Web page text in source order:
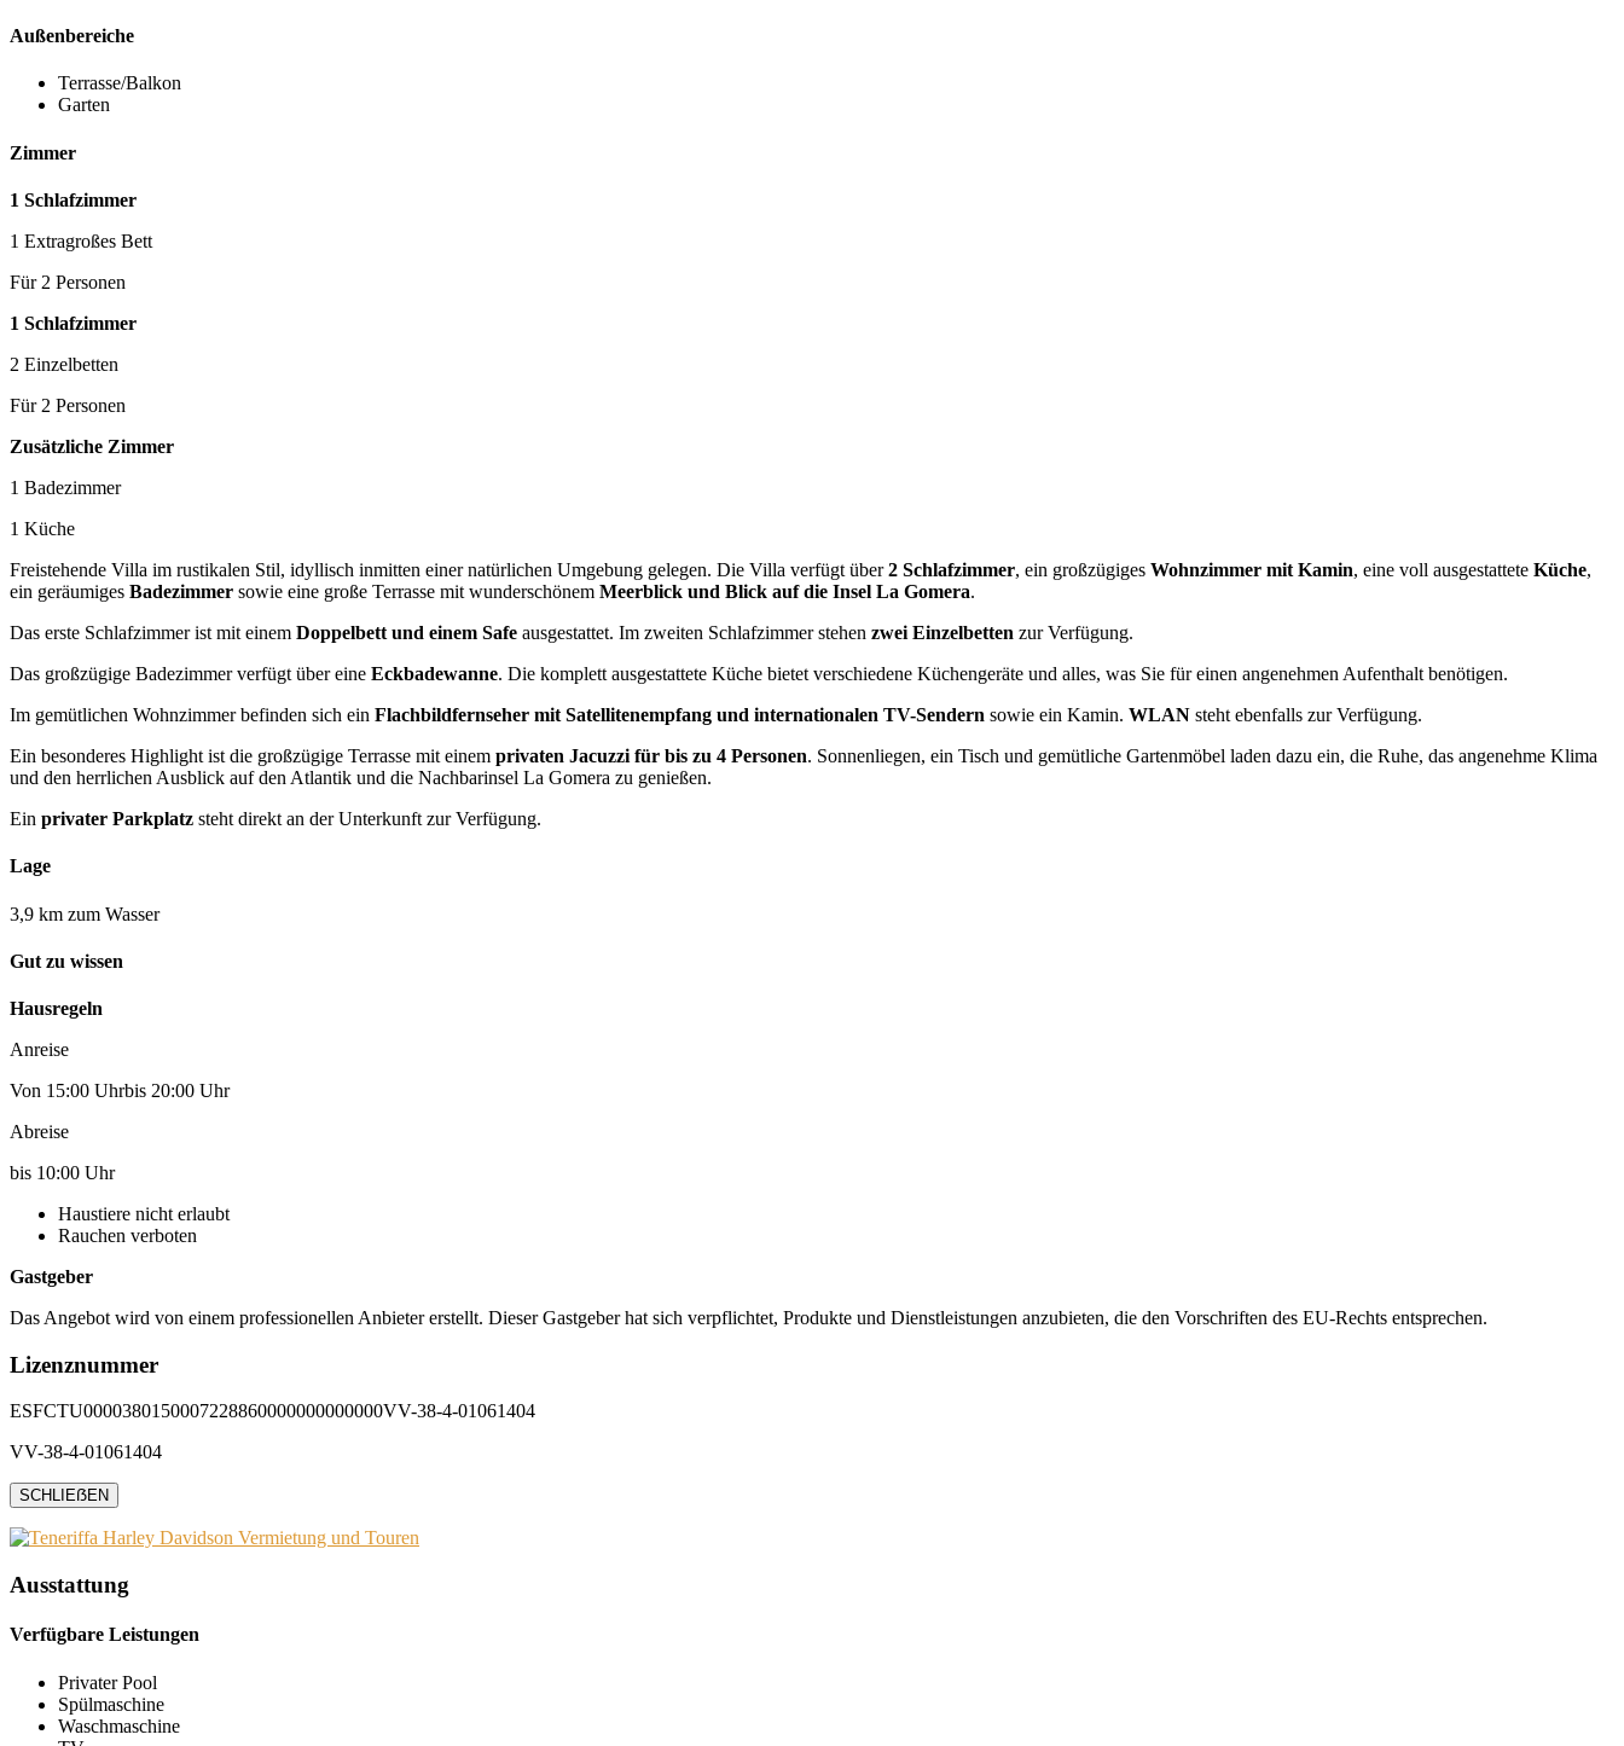
Außenbereiche
Terrasse/Balkon
Garten
Zimmer
1 Schlafzimmer
1 Extragroßes Bett
Für 2 Personen
1 Schlafzimmer
2 Einzelbetten
Für 2 Personen
Zusätzliche Zimmer
1 Badezimmer
1 Küche
Freistehende Villa im rustikalen Stil, idyllisch inmitten einer natürlichen Umgebung gelegen. Die Villa verfügt über2 Schlafzimmer, ein großzügiges Wohnzimmer mit Kamin, eine voll ausgestattete Küche,
ein geräumiges Badezimmer sowie eine große Terrasse mit wunderschönem Meerblick und Blick auf die Insel La Gomera.
Das erste Schlafzimmer ist mit einem Doppelbett und einem Safe ausgestattet. Im zweiten Schlafzimmer stehen zwei Einzelbetten zur Verfügung.
Das großzügige Badezimmer verfügt über eine Eckbadewanne. Die komplett ausgestattete Küche bietet verschiedene Küchengeräte und alles, was Sie für einen angenehmen Aufenthalt benötigen.
Im gemütlichen Wohnzimmer befinden sich ein Flachbildfernseher mit Satellitenempfang und internationalen TV-Sendern sowie ein Kamin. WLAN steht ebenfalls zur Verfügung.
Ein besonderes Highlight ist die großzügige Terrasse mit einem privaten Jacuzzi für bis zu 4 Personen. Sonnenliegen, ein Tisch und gemütliche Gartenmöbel laden dazu ein, die Ruhe, das angenehme Klima
und den herrlichen Ausblick auf den Atlantik und die Nachbarinsel La Gomera zu genießen.
Ein privater Parkplatz steht direkt an der Unterkunft zur Verfügung.
Lage
3,9 km zum Wasser
Gut zu wissen
Hausregeln
Anreise
Von 15:00 Uhrbis 20:00 Uhr
Abreise
bis 10:00 Uhr
Haustiere nicht erlaubt
Rauchen verboten
Gastgeber
Das Angebot wird von einem professionellen Anbieter erstellt. Dieser Gastgeber hat sich verpflichtet, Produkte und Dienstleistungen anzubieten, die den Vorschriften des EU-Rechts entsprechen.
Lizenznummer
ESFCTU0000380150007228860000000000000VV-38-4-01061404
VV-38-4-01061404
SCHLIEẞEN
Ausstattung
Verfügbare Leistungen
Privater Pool
Spülmaschine
Waschmaschine